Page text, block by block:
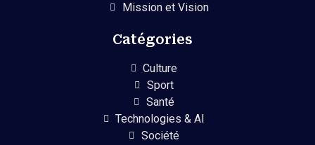
Mission et Vision
Catégories
Culture
Sport
Santé
Technologies & AI
Société